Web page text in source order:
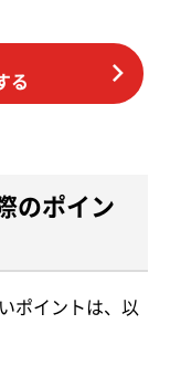
る
のポイン
ポイントは、以